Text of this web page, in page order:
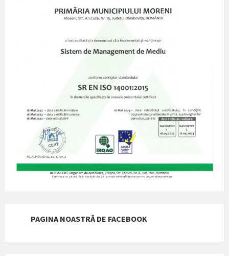
PAGINA NOASTRĂ DE FACEBOOK